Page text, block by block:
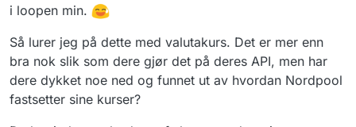
i loopen min.
Så lurer jeg på dette med valutakurs. Det er mer enn
bra nok slik som dere gjør det på deres API, men har
dere dykket noe ned og funnet ut av hvordan Nordpool
fastsetter sine kurser?